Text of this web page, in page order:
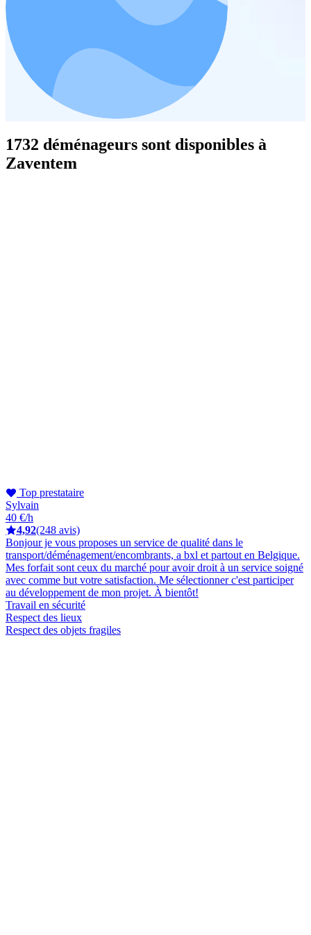
1732 déménageurs sont disponibles à
Zaventem
Top prestataire
Sylvain
40 €/h
4,92(248 avis)
Bonjour je vous proposes un service de qualité dans le
transport/déménagement/encombrants, a bxl et partout en Belgique.
Mes forfait sont ceux du marché pour avoir droit à un service soigné
avec comme but votre satisfaction. Me sélectionner c'est participer
au développement de mon projet. À bientôt!
Travail en sécurité
Respect des lieux
Respect des objets fragiles